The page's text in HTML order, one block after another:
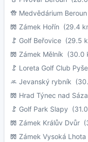
Medvědárium Beroun
Zámek Hořín (29.4
Golf Beřovice (29.5
Zámek Mělník (30.0
Loreta Golf Club
Jevanský rybník
Hrad Týnec nad
Golf Park Slapy
Zámek Králův Dvůr
Zámek Vysoká Lhota